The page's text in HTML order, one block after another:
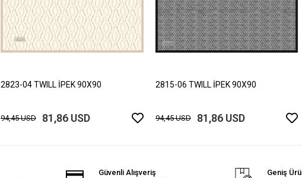
2823-04 TWILL İPEK 90X90
94,45 USD 81,86 USD
2815-06 TWILL İPEK 90X90
94,45 USD 81,86 USD
Güvenli Alışveriş Geniş